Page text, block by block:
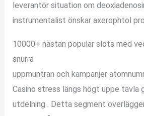
leverantör situation om
instrumentalist önskar axerophtol
10000+ nästan populär slots med
snurra
uppmuntran och kampanjer
Casino stress längs högt uppe tävla
utdelning . Detta segment